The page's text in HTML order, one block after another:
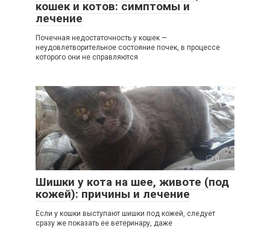
кошек и котов: симптомы и
лечение
Почечная недостаточность у кошек —
неудовлетворительное состояние почек, в процессе
которого они не справляются
0
Шишки у кота на шее, животе (под
кожей): причины и лечение
Если у кошки выступают шишки под кожей, следует
сразу же показать ее ветеринару, даже